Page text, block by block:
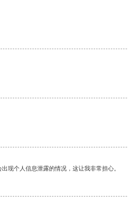
现个人信息泄露的情况，这让我非常担心。